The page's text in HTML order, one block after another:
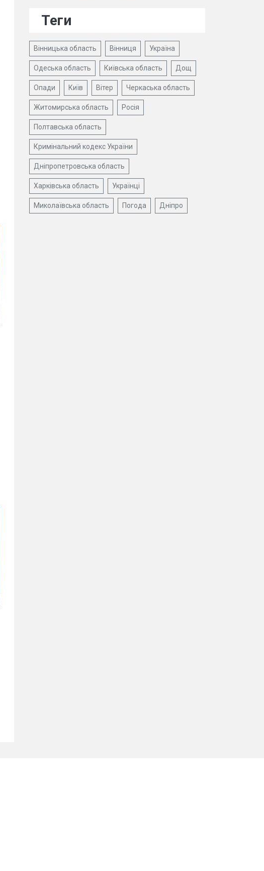
Теги
Вінницька область Вінниця Україна
Одеська область Київська область Дощ
Опади Київ Вітер Черкаська область
Житомирська область Росія
Полтавська область
Кримінальний кодекс України
Дніпропетровська область
Харківська область Українці
Миколаївська область Погода Дніпро